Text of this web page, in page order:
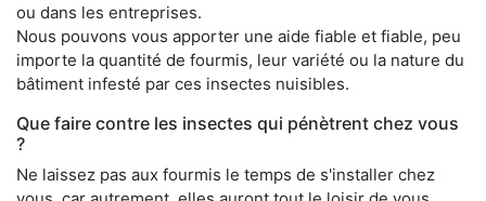
ou dans les entreprises.
Nous pouvons vous apporter une aide fiable et fiable, peu
importe la quantité de fourmis, leur variété ou la nature du
bâtiment infesté par ces insectes nuisibles.
Que faire contre les insectes qui pénètrent chez vous
?
Ne laissez pas aux fourmis le temps de s'installer chez